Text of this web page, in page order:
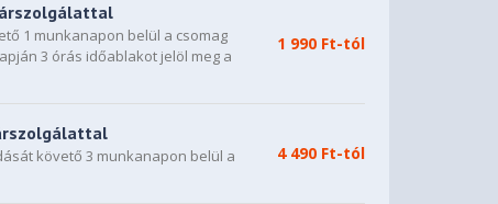
1 munkanapon belül a csomag
3 órás időablakot jelöl meg a
1 990 Ft-tól
követő 3 munkanapon belül a
4 490 Ft-tól